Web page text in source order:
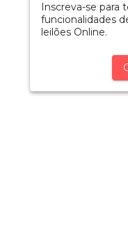
Inscreva-se para
funcionalidades
leilões Online.